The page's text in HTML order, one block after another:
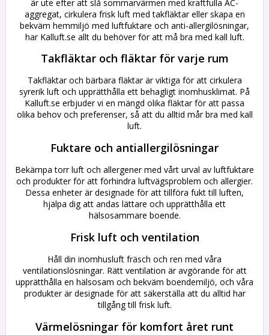
är ute efter att slå sommarvärmen med kraftfulla AC-
aggregat, cirkulera frisk luft med takfläktar eller skapa en
bekväm hemmiljö med luftfuktare och anti-allergilösningar,
har Kalluft.se allt du behöver för att må bra med kall luft.
Takfläktar och fläktar för varje rum
Takfläktar och bärbara fläktar är viktiga för att cirkulera
syrerik luft och upprätthålla ett behagligt inomhusklimat. På
Kalluft.se erbjuder vi en mängd olika fläktar för att passa
olika behov och preferenser, så att du alltid mår bra med kall
luft.
Fuktare och antiallergilösningar
Bekämpa torr luft och allergener med vårt urval av luftfuktare
och produkter för att förhindra luftvägsproblem och allergier.
Dessa enheter är designade för att tillföra fukt till luften,
hjälpa dig att andas lättare och upprätthålla ett
hälsosammare boende.
Frisk luft och ventilation
Håll din inomhusluft fräsch och ren med våra
ventilationslösningar. Rätt ventilation är avgörande för att
upprätthålla en hälsosam och bekväm boendemiljö, och våra
produkter är designade för att säkerställa att du alltid har
tillgång till frisk luft.
Värmelösningar för komfort året runt